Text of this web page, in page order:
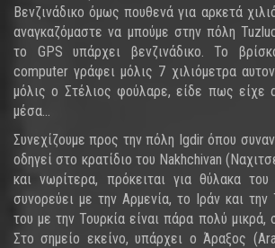
Βενζινάδικο όμως πουθενά για αρκετά
αναγκαζόμαστε να μπούμε στην πόλη
το GPS υπάρχει βενζινάδικο. Το
computer γράφει μόλις 7 χιλιόμετρα
μόλις o Στέλιος φούλαρε, είδε πως είχε
μέσα...
Συνεχίζουμε προς την πόλη Igdir όπου
οδηγεί στο κρατίδιο του Nakhchivan
και νωρίτερα, πρόκειται για θύλακα
συνορεύει με την Αρμενία, το Ιράν και
του με την Τουρκία είναι πάρα πολύ μικρά,
Στο σημείο εκείνο, υπάρχει ο Άραξος